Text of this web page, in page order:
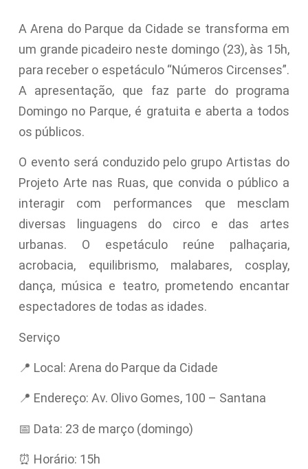
A Arena do Parque da Cidade se transforma em
um grande picadeiro neste domingo (23), às 15h,
para receber o espetáculo “Números Circenses”.
A apresentação, que faz parte do programa
Domingo no Parque, é gratuita e aberta a todos
os públicos.
O evento será conduzido pelo grupo Artistas do
Projeto Arte nas Ruas, que convida o público a
interagir com performances que mesclam
diversas linguagens do circo e das artes
urbanas. O espetáculo reúne palhaçaria,
acrobacia, equilibrismo, malabares, cosplay,
dança, música e teatro, prometendo encantar
espectadores de todas as idades.
Serviço
📍 Local: Arena do Parque da Cidade
📍 Endereço: Av. Olivo Gomes, 100 – Santana
📅 Data: 23 de março (domingo)
⏰ Horário: 15h